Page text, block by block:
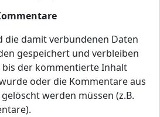
die damit verbundenen Daten
gespeichert und verbleiben
der kommentierte Inhalt
oder die Kommentare aus
werden müssen (z.B.